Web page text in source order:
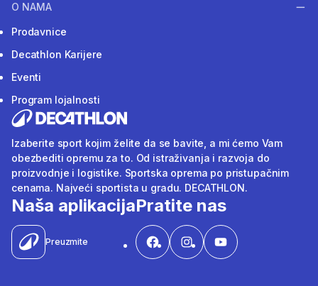
O NAMA
Prodavnice
Decathlon Karijere
Eventi
Program lojalnosti
Izaberite sport kojim želite da se bavite, a mi ćemo Vam
obezbediti opremu za to. Od istraživanja i razvoja do
proizvodnje i logistike. Sportska oprema po pristupačnim
cenama. Najveći sportista u gradu. DECATHLON.
Naša aplikacija
Preuzmite
Pratite nas